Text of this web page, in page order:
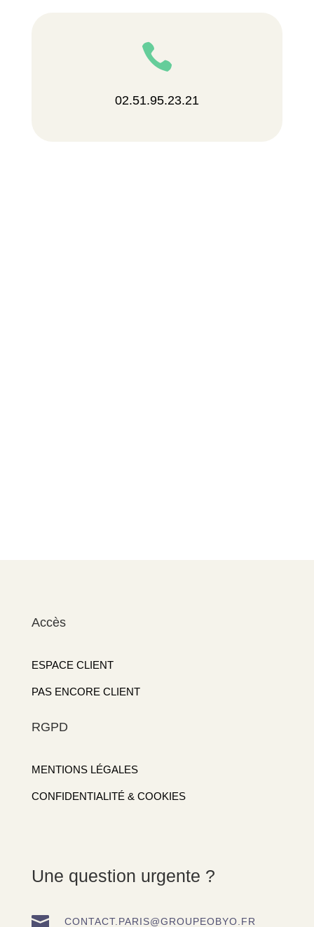

02.51.95.23.21
Accès
ESPACE CLIENT
PAS ENCORE CLIENT
RGPD
MENTIONS LÉGALES
CONFIDENTIALITÉ & COOKIES
Une question urgente ?
 CONTACT.PARIS@GROUPEOBYO.FR